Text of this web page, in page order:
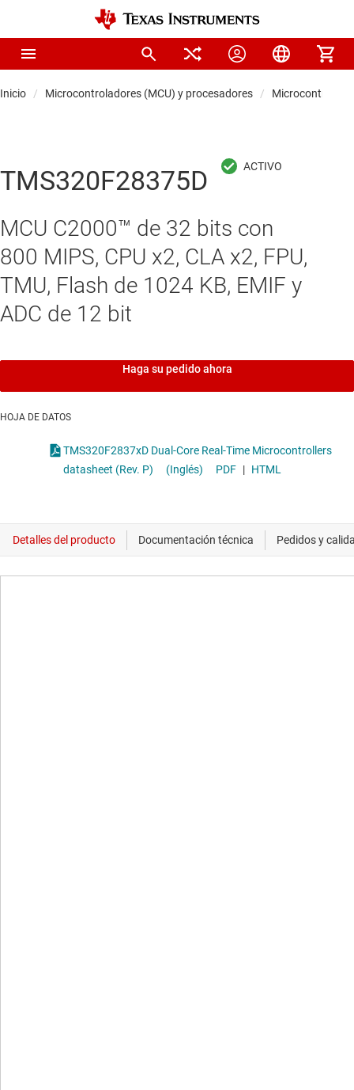
Inicio Microcontroladores (MCU) y procesadores
TMS320F28375D
MCU C2000™ de 32 bits con
800 MIPS, CPU x2, CLA x2, FPU,
TMU, Flash de 1024 KB, EMIF y
ADC de 12 bit
Haga su pedido ahora
HOJA DE DATOS
TMS320F2837xD Dual-Core Real-Time Microcontrollers
datasheet (Rev. P)
(Inglés) PDF | HTML